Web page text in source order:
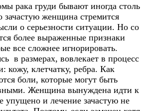
рака груди бывают иногда столь
зачастую женщина стремится
о серьезности ситуации. Но со
более выраженные признаки
все сложнее игнорировать.
в размерах, вовлекает в процесс
кожу, клетчатку, ребра. Как
боли, которые могут быть
Женщина вынуждена идти к
упущено и лечение зачастую не